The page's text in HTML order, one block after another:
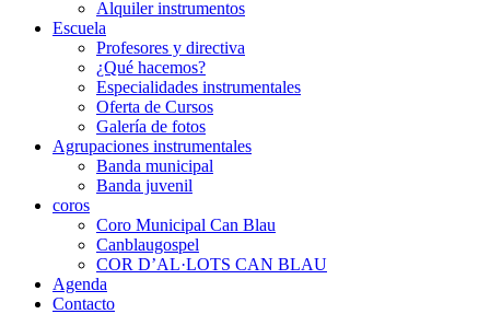
Alquiler instrumentos
Escuela
Profesores y directiva
¿Qué hacemos?
Especialidades instrumentales
Oferta de Cursos
Galería de fotos
Agrupaciones instrumentales
Banda municipal
Banda juvenil
coros
Coro Municipal Can Blau
Canblaugospel
COR D’AL·LOTS CAN BLAU
Agenda
Contacto